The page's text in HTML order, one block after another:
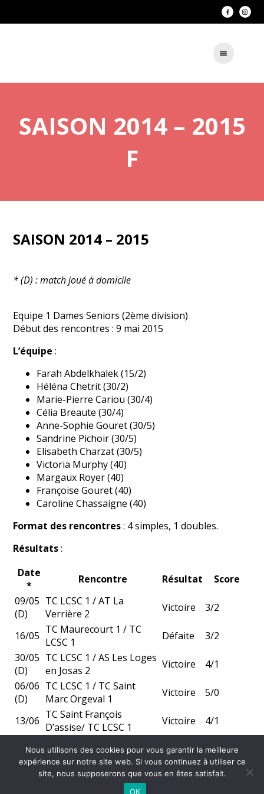
SAISON 2014 – 2015
F
SAISON 2014 – 2015
* (D) : match joué à domicile
Equipe 1 Dames Seniors (2ème division)
Début des rencontres : 9 mai 2015
L’équipe:
Farah Abdelkhalek (15/2)
Héléna Chetrit (30/2)
Marie-Pierre Cariou (30/4)
Célia Breaute (30/4)
Anne-Sophie Gouret (30/5)
Sandrine Pichoir (30/5)
Elisabeth Charzat (30/5)
Victoria Murphy (40)
Margaux Royer (40)
Françoise Gouret (40)
Caroline Chassaigne (40)
Format des rencontres: 4 simples, 1 doubles.
Résultats:
Date
*
Rencontre Résultat
Score
09/05
(D)
TC LCSC 1 / AT La
Verrière 2
Victoire 3/2
16/05 TC Maurecourt 1 / TC
LCSC 1
Défaite
3/2
30/05
(D)
TC LCSC 1 / AS Les Loges
en Josas 2
Victoire
4/1
06/06
(D)
TC LCSC 1 / TC Saint
Marc Orgeval 1
Victoire 5/0
13/06 TC Saint François
D’assise/ TC LCSC 1
Victoire 4/1
2026 - Tennis Club La Celle Saint-Cloud | Site internet réalisé par
Nous utilisons des cookies pour vous garantir la meilleure
expérience sur notre site web. Si vous continuez à utiliser ce
site, nous supposerons que vous en êtes satisfait.
OK